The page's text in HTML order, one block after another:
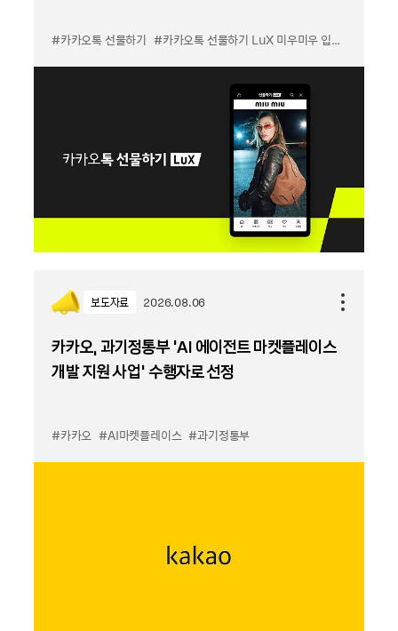
#카카오톡 선물하기 #카카오톡 선물하기 LuX 미우미우 입점
보도자료 2026.08.06
카카오, 과기정통부 ‘AI 에이전트 마켓플레이스
개발 지원 사업’ 수행자로 선정
#카카오 #AI마켓플레이스 #과기정통부